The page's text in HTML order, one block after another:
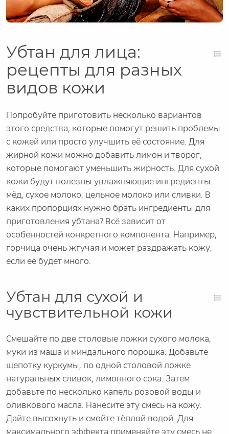
Убтан для лица:
рецепты для разных
видов кожи
Попробуйте приготовить несколько вариантов
этого средства, которые помогут решить проблемы
с кожей или просто улучшить её состояние. Для
жирной кожи можно добавить лимон и творог,
которые помогают уменьшить жирность. Для сухой
кожи будут полезны увлажняющие ингредиенты:
мёд, сухое молоко, цельное молоко или сливки. В
каких пропорциях нужно брать ингредиенты для
приготовления убтана? Всё зависит от
особенностей конкретного компонента. Например,
горчица очень жгучая и может раздражать кожу,
если её будет много.
Убтан для сухой и
чувствительной кожи
Смешайте по две столовые ложки сухого молока,
муки из маша и миндального порошка. Добавьте
щепотку куркумы, по одной столовой ложке
натуральных сливок, лимонного сока. Затем
добавьте по несколько капель розовой воды и
оливкового масла. Нанесите эту смесь на кожу.
Дайте высохнуть и смойте тёплой водой. Для
максимального эффекта применяйте эту смесь не